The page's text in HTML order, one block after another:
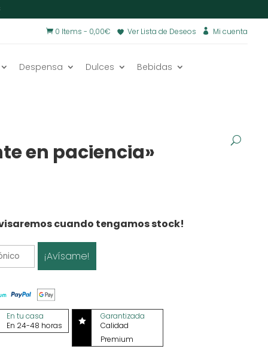
 Mi cuenta
Ver Lista de Deseos
 0 Items - 0,00€
Despensa Dulces Bebidas
en paciencia»
cuando tengamos stock!
¡Avísame!
En tu casa
En 24-48 horas

Garantizada
Calidad
Premium